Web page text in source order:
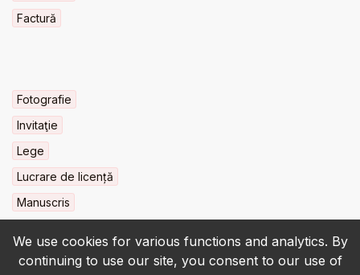
We use cookies for various functions and analytics. By
continuing to use our site, you consent to our use of
Factură
Fotografie
Invitaţie
Lege
Lucrare de licență
Manuscris